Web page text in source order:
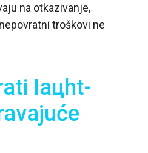
na otkazivanje,
troškovi ne
Iaцht-